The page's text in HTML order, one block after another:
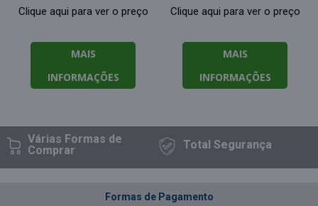
Clique aqui para ver o preço
MAIS
INFORMAÇÕES
Clique aqui para ver o preço
MAIS
INFORMAÇÕES
Várias Formasde
Comprar
TotalSegurança
Formas de Pagamento